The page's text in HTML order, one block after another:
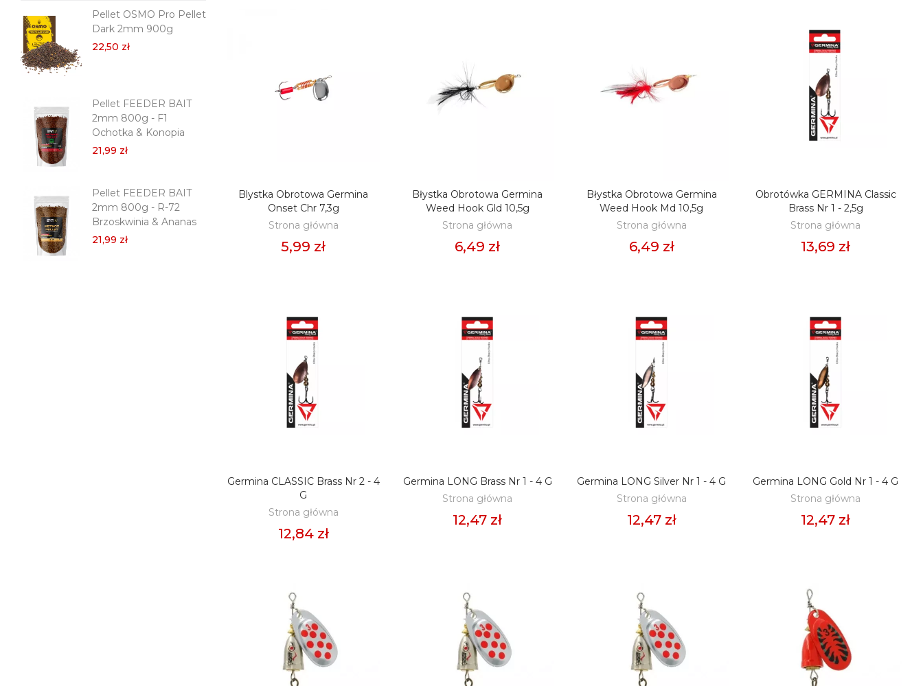
DODAJ DO KOSZYKA
Blystka Obrotowa Germina
Onset Chr 7,3g
Strona główna
5,99 zł
DODAJ DO KOSZYKA
Błystka Obrotowa Germina
Weed Hook Gld 10,5g
Strona główna
6,49 zł
DODAJ DO KOSZYKA
Błystka Obrotowa Germina
Weed Hook Md 10,5g
Strona główna
6,49 zł
DODAJ DO KOSZYKA
Obrotówka GERMINA Classic
Brass Nr 1 - 2,5g
Strona główna
13,69 zł
DODAJ DO KOSZYKA
Germina CLASSIC Brass Nr 2 - 4
G
Strona główna
12,84 zł
DODAJ DO KOSZYKA
Germina LONG Brass Nr 1 - 4 G
Strona główna
12,47 zł
DODAJ DO KOSZYKA
Germina LONG Silver Nr 1 - 4 G
Strona główna
12,47 zł
DODAJ DO KOSZYKA
Germina LONG Gold Nr 1 - 4 G
Strona główna
12,47 zł
Pellet OSMO Pro Pellet
Dark 2mm 900g
22,50 zł
Pellet FEEDER BAIT
2mm 800g - F1
Ochotka & Konopia
21,99 zł
Pellet FEEDER BAIT
2mm 800g - R-72
Brzoskwinia & Ananas
21,99 zł
Pellet FEEDER BAIT
Pellet FEEDER BAIT
Prestige 2mm 800g -
Dark Natural
21,99 zł
Pellet FEEDER BAIT
2mm 800g - R-72
Brzoskwinia & Ananas
21,99 zł